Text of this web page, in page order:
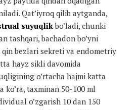
Qat’iyroq qilib aytganda,
suyuqlikbo’ladi, chunki
tashqari, bachadon bo’yni
bezlari sekreti va endometriy
hayz sikli davomida
o’rtacha hajmi katta
ko’ra, taxminan 50-100 ml
o’zgarish 10 dan 150